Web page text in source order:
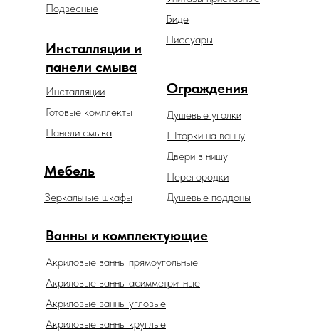
Подвесные
Ванны и комплектующие
Акриловые ванны прямоугольные
Зеркальные шкафы
Мебель
Ограждения
Душевые уголки
Шторки на ванну
Двери в нишу
Перегородки
Биде
Душевые поддоны
Акриловые ванны асимметричные
Акриловые ванны угловые
Акриловые ванны круглые
Инсталляции и
панели смыва
Инсталляции
Готовые комплекты
Панели смыва
Писсуары